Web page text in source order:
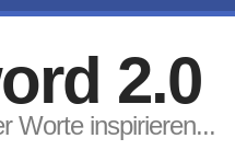
2.0
Worte inspirieren...